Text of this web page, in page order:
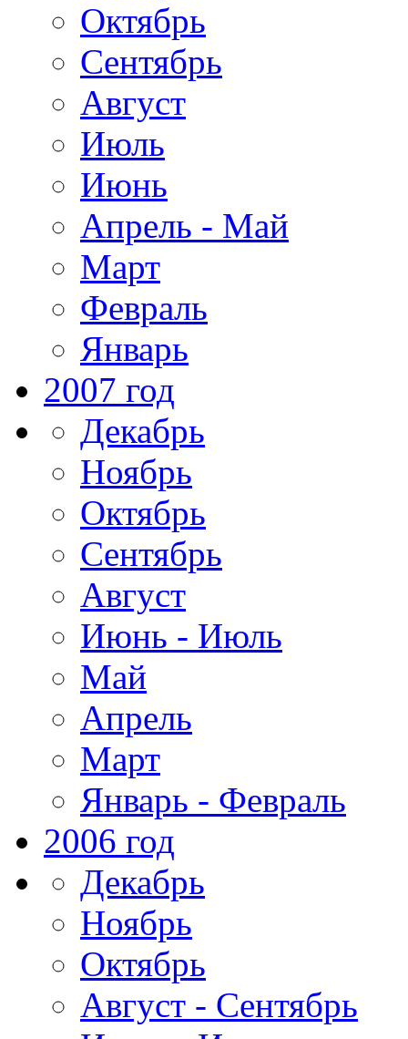
Октябрь
Сентябрь
Август
Июль
Июнь
Апрель - Май
Март
Февраль
Январь
2007 год
Декабрь
Ноябрь
Октябрь
Сентябрь
Август
Июнь - Июль
Май
Апрель
Март
Январь - Февраль
2006 год
Декабрь
Ноябрь
Октябрь
Август - Сентябрь